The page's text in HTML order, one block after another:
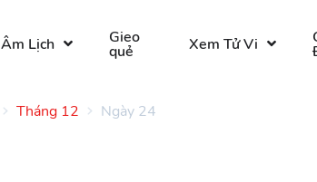
Âm Lịch Gieo
quẻ Xem Tử Vi
Tháng 12 Ngày 24